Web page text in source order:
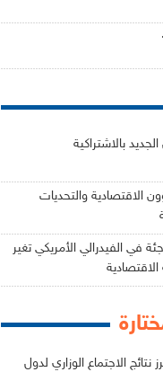
بالاشتراكية
الاقتصادية والتحديات
في الفيدرالي الأمريكي تغير
الاقتصادية
نتائج الاجتماع الوزاري لدول